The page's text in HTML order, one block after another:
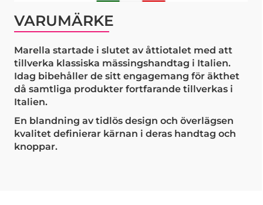
VARUMÄRKE
Marella startade i slutet av åttiotalet med att
tillverka klassiska mässingshandtag i Italien.
Idag bibehåller de sitt engagemang för äkthet
då samtliga produkter fortfarande tillverkas i
Italien.
En blandning av tidlös design och överlägsen
kvalitet definierar kärnan i deras handtag och
knoppar.